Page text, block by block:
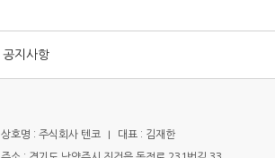
공지사항
상호명 : 주식회사 텐코 I 대표 : 김재한